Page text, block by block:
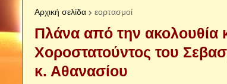
Αρχική σελίδα εορτασμοί
Πλάνα από την ακολουθία
Χοροστατούντος του
κ. Αθανασίου